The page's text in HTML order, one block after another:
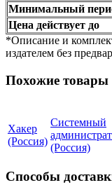
Минимальный
Цена действует до
*Описание и
издателем без
Похожие товары
Хакер
(Россия)
Системный
(Россия)
Способы